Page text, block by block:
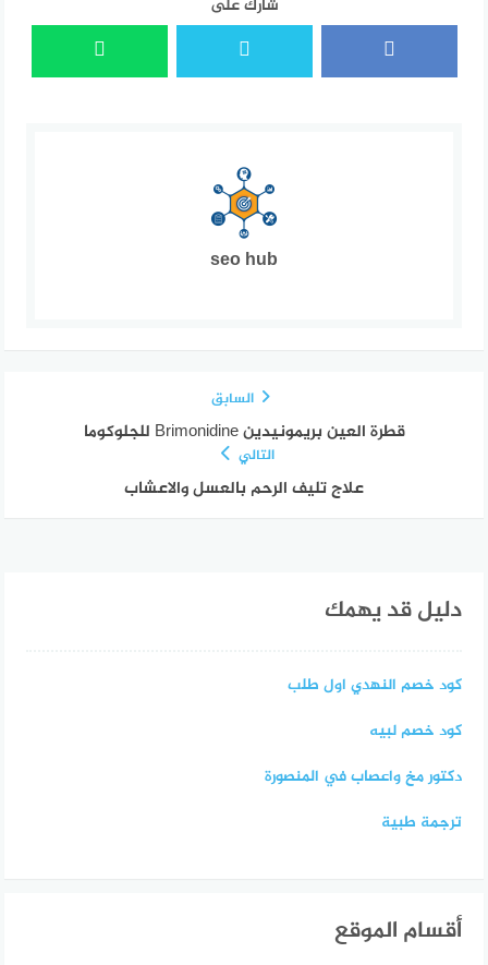
شارك على
seo hub
السابق
قطرة العين بريمونيدين Brimonidine للجلوكوما
التالي
علاج تليف الرحم بالعسل والاعشاب
دليل قد يهمك
كود خصم النهدي اول طلب
كود خصم لبيه
دكتور مخ واعصاب في المنصورة
ترجمة طبية
أقسام الموقع